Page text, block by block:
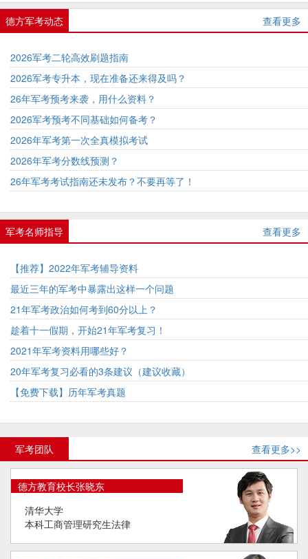
德方军考动态 查看更多
2026军考二轮高效刷题指南
2026军考专升本，现在准备还来得及吗？
26年军考预考来袭，用什么资料？
2026军考预考不同基础如何备考？
2026年军考第一次全真模拟考试
2026年军考分数线预测？
26年军考考试指南还未发布？不要再等了！
军考名师指导 查看更多
【推荐】2022年军考辅导资料
最近三年的军考中暴露出这样一个问题
21年军考政治如何考到60分以上？
趁着十一假期，开始21年军考复习！
2021年军考资料用哪些好？
20年军考复习必看的3条建议（建议收藏）
【免费下载】历年军考真题
军考团队 查看更多>>
德方教育校长张晓东
清华大学
本科工商管理研究生法律